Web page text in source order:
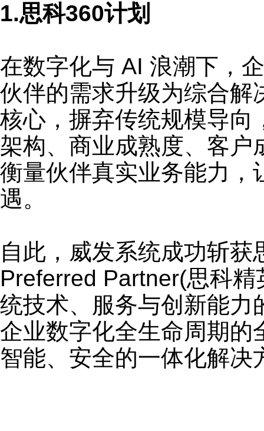
1.思科360计划
在数字化与 AI 浪潮下，
伙伴的需求升级为综合
核心，摒弃传统规模导向
架构、商业成熟度、客户
衡量伙伴真实业务能力，
遇。
自此，威发系统成功斩
Preferred Partner(思科
统技术、服务与创新能力
企业数字化全生命周期的
智能、安全的一体化解决